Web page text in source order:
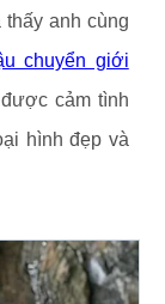
anh cùng
chuyển giới
cảm tình
hình đẹp và